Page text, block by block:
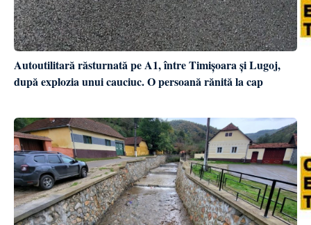
Autoutilitară răsturnată pe A1, între Timișoara și Lugoj,
după explozia unui cauciuc. O persoană rănită la cap